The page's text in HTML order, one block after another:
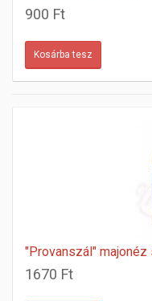
900 Ft
"Provanszál"
1670 Ft